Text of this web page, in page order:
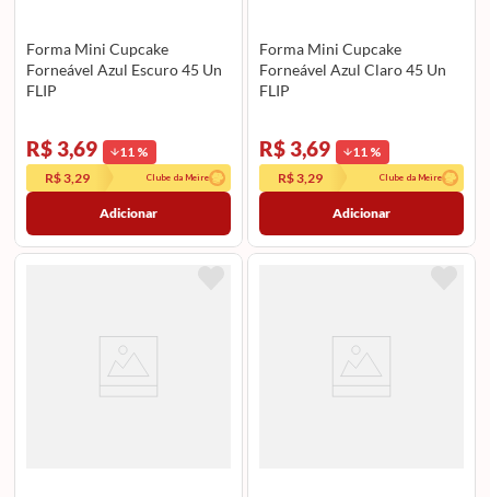
Forma Mini Cupcake
Forneável Azul Escuro 45 Un
FLIP
R$ 3,69 11%
R$ 3,29
Clube da Meire
Adicionar
Forma Mini Cupcake
Forneável Azul Claro 45 Un
FLIP
R$ 3,69 11 %
R$ 3,29
Clube da Meire
Adicionar